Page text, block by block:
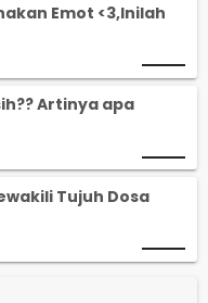
Emot <3,Inilah
Artinya apa
Tujuh Dosa